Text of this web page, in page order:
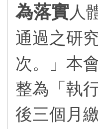
為落實人
通過之研
次。」本
整為「執
後三個月